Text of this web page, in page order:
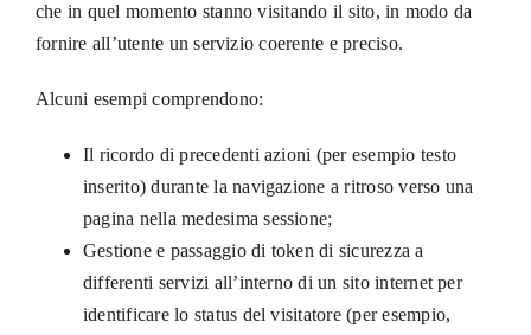
che in quel momento stanno visitando il sito, in modo da
fornire all’utente un servizio coerente e preciso.
Alcuni esempi comprendono:
Il ricordo di precedenti azioni (per esempio testo
inserito) durante la navigazione a ritroso verso una
pagina nella medesima sessione;
Gestione e passaggio di token di sicurezza a
differenti servizi all’interno di un sito internet per
identificare lo status del visitatore (per esempio,